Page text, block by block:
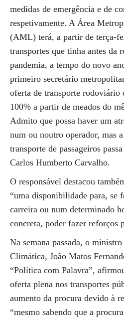
medidas de emergência e de
respetivamente. A Área
(AML) terá, a partir de terça-
transportes que tinha antes da
pandemia, a tempo do novo
primeiro secretário
oferta de transporte rodoviário
100% a partir de meados do
Admito que possa haver um
num ou noutro operador, mas
transporte de passageiros
Carlos Humberto Carvalho.
O responsável destacou
“uma disponibilidade para, se
carreira ou num determinado
concreta, poder fazer reforços
Na semana passada, o
Climática, João Matos
“Política com Palavra”,
oferta plena nos transportes
aumento da procura devido à
“mesmo sabendo que a